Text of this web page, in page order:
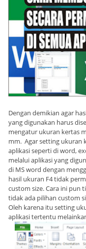
Dengan demikian agar
yang digunakan harus
mengatur ukuran kertas
mm. Agar setting ukuran
aplikasi seperti di word,
melalui aplikasi yang
di MS word dengan
hasil ukuran F4 tidak
custom size. Cara ini pun
tidak ada pilihan custom
Oleh karena itu setting
aplikasi tertentu